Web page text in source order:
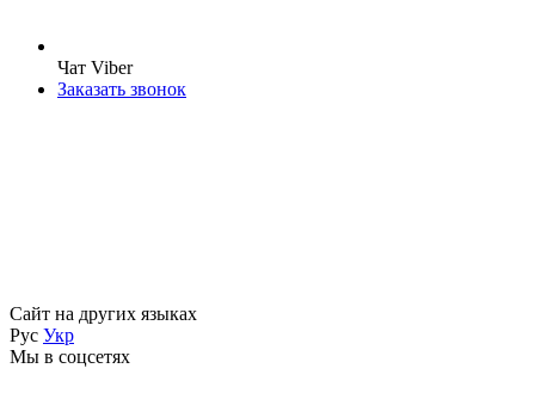
Чат Viber
Заказать звонок
Сайт на других языках
Рус Укр
Мы в соцсетях